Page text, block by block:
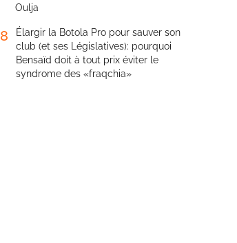
Oulja
8
Élargir la Botola Pro pour sauver son
club (et ses Législatives): pourquoi
Bensaïd doit à tout prix éviter le
syndrome des «fraqchia»